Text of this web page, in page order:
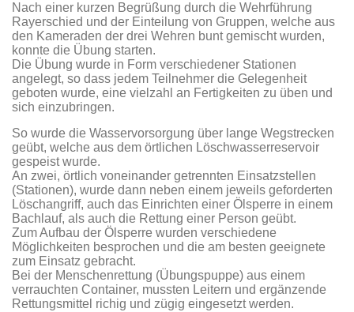
Nach einer kurzen Begrüßung durch die Wehrführung
Rayerschied und der Einteilung von Gruppen, welche aus
den Kameraden der drei Wehren bunt gemischt wurden,
konnte die Übung starten.
Die Übung wurde in Form verschiedener Stationen
angelegt, so dass jedem Teilnehmer die Gelegenheit
geboten wurde, eine vielzahl an Fertigkeiten zu üben und
sich einzubringen.
So wurde die Wasservorsorgung über lange Wegstrecken
geübt, welche aus dem örtlichen Löschwasserreservoir
gespeist wurde.
An zwei, örtlich voneinander getrennten Einsatzstellen
(Stationen), wurde dann neben einem jeweils geforderten
Löschangriff, auch das Einrichten einer Ölsperre in einem
Bachlauf, als auch die Rettung einer Person geübt.
Zum Aufbau der Ölsperre wurden verschiedene
Möglichkeiten besprochen und die am besten geeignete
zum Einsatz gebracht.
Bei der Menschenrettung (Übungspuppe) aus einem
verrauchten Container, mussten Leitern und ergänzende
Rettungsmittel richig und zügig eingesetzt werden.